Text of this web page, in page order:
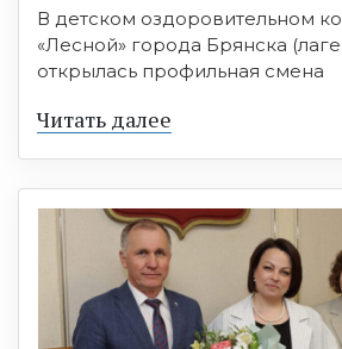
В детском оздоровительном
«Лесной» города Брянска
открылась профильная смена
Читать далее